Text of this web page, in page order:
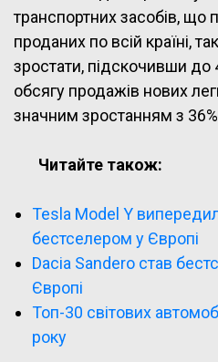
транспортних засобів, що
проданих по всій країні,
зростати, підскочивши до
обсягу продажів нових
значним зростанням з 36%
Читайте також:
Tesla Model Y
бестселером у Європі
Dacia Sandero став
Європі
Топ-30 світових
року